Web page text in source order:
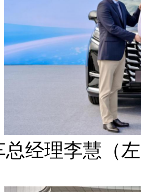
总经理李慧（